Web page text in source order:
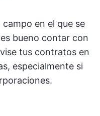
en el que se
bueno contar con
tus contratos en
especialmente si